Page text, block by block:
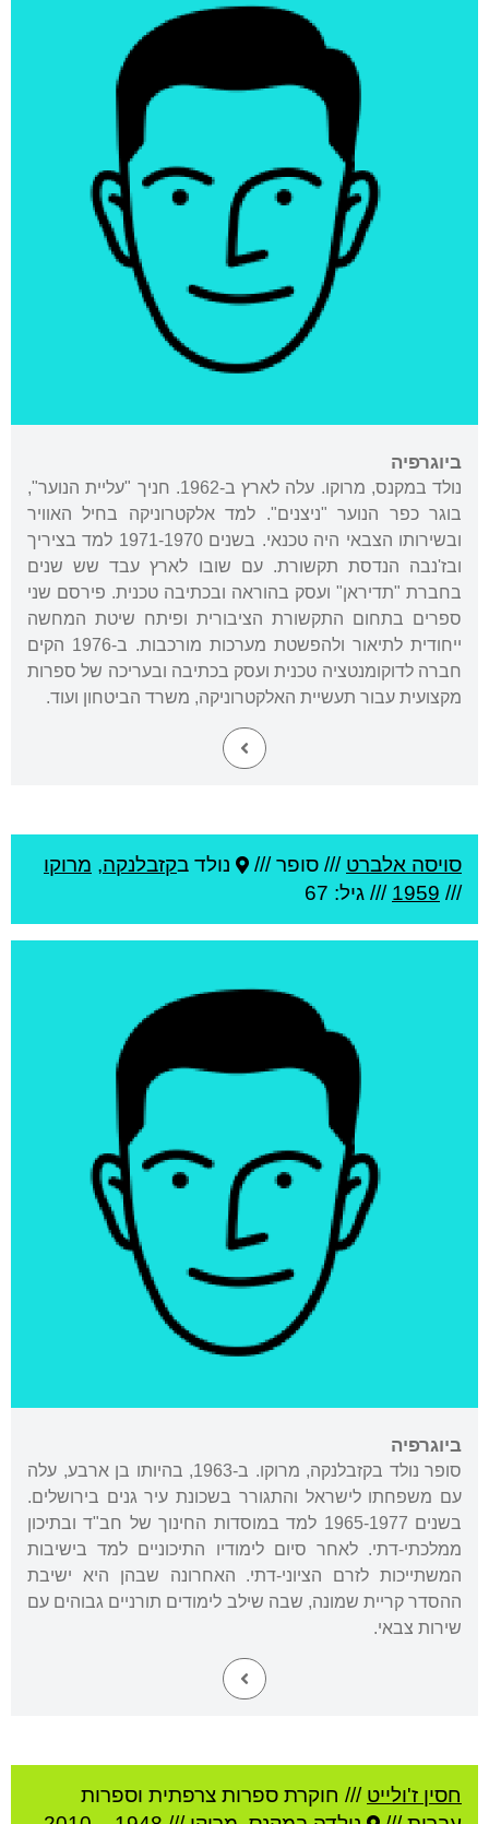
ביוגרפיה
נולד במקנס, מרוקו. עלה לארץ ב-1962. חניך "עליית הנוער",
בוגר כפר הנוער "ניצנים". למד אלקטרוניקה בחיל האוויר
ובשירותו הצבאי היה טכנאי. בשנים 1971-1970 למד בציריך
ובז'נבה הנדסת תקשורת. עם שובו לארץ עבד שש שנים
בחברת "תדיראן" ועסק בהוראה ובכתיבה טכנית. פירסם שני
ספרים בתחום התקשורת הציבורית ופיתח שיטת המחשה
ייחודית לתיאור ולהפשטת מערכות מורכבות. ב-1976 הקים
חברה לדוקומנטציה טכנית ועסק בכתיבה ובעריכה של ספרות
מקצועית עבור תעשיית האלקטרוניקה, משרד הביטחון ועוד.
סויסה אלברט /// סופר /// נולד בקזבלנקה, מרוקו
///
1959 /// גיל: 67
ביוגרפיה
סופר נולד בקזבלנקה, מרוקו. ב-1963, בהיותו בן ארבע, עלה
עם משפחתו לישראל והתגורר בשכונת עיר גנים בירושלים.
בשנים 1965-1977 למד במוסדות החינוך של חב"ד ובתיכון
ממלכתי-דתי. לאחר סיום לימודיו התיכוניים למד בישיבות
המשתייכות לזרם הציוני-דתי. האחרונה שבהן היא ישיבת
ההסדר קריית שמונה, שבה שילב לימודים תורניים גבוהים עם
שירות צבאי.
חסין ז'ולייט /// חוקרת ספרות צרפתית וספרות